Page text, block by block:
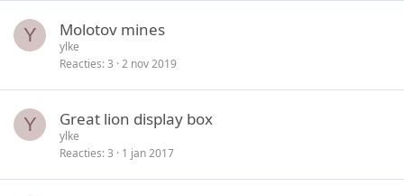
Y Molotov mines
ylke
Reacties 3 2 nov 2019
Y Great lion display box
ylke
Reacties 3 1 jan 2017